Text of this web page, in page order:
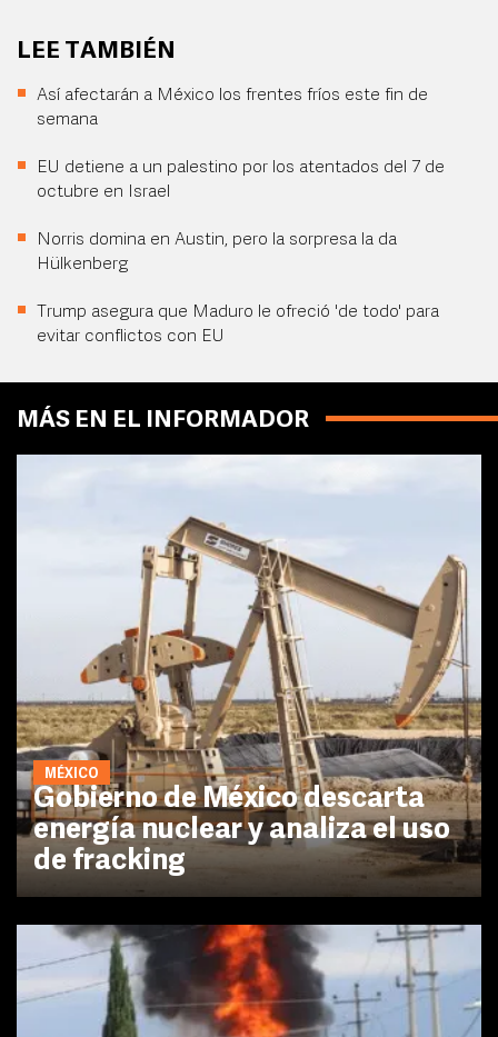
LEE TAMBIÉN
Así afectarán a México los frentes fríos este fin de
semana
EU detiene a un palestino por los atentados del 7 de
octubre en Israel
Norris domina en Austin, pero la sorpresa la da
Hülkenberg
Trump asegura que Maduro le ofreció 'de todo' para
evitar conflictos con EU
MÁS EN EL INFORMADOR
MÉXICO
Gobierno de México descarta
energía nuclear y analiza el uso
de fracking